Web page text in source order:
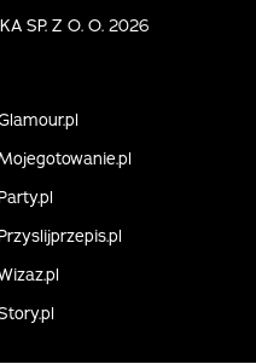
SP. Z O. O. 2026